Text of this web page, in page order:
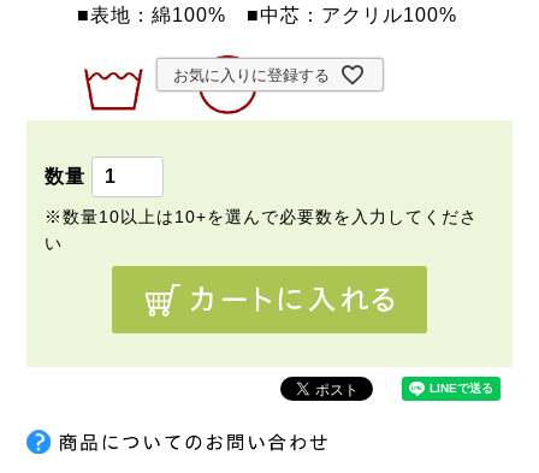
■表地：綿100% ■中芯：アクリル100%
お気に入りに登録する